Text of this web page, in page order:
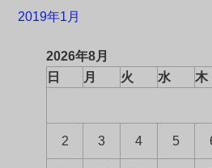
2019年1月
2026年8月
日
月 火 水 木
2 3 4 5